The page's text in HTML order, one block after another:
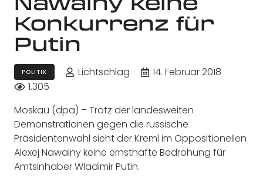
Konkurrenz für
Putin
POLITIK Lichtschlag
14. Februar 2018
1.305
Moskau (dpa) – Trotz der landesweiten
Demonstrationen gegen die russische
Präsidentenwahl sieht der Kreml im Oppositionellen
Alexej Nawalny keine ernsthafte Bedrohung für
Amtsinhaber Wladimir Putin.